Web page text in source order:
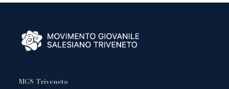
MGS Triveneto